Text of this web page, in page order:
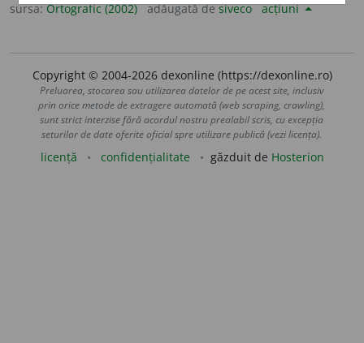
sursa:Ortografic (2002) adăugată desiveco acțiuni
Copyright © 2004-2026 dexonline (https://dexonline.ro)
Preluarea, stocarea sau utilizarea datelor de pe acest site, inclusiv
prin orice metode de extragere automată (web scraping, crawling),
sunt strict interzise fără acordul nostru prealabil scris, cu excepția
seturilor de date oferite oficial spre utilizare publică (vezi licența).
licență confidențialitate găzduit de Hosterion